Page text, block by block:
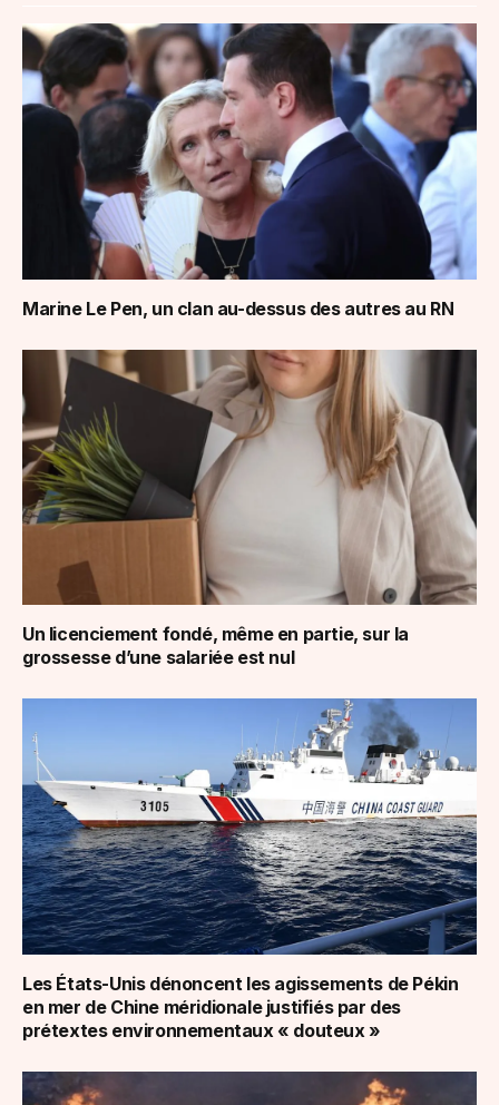
Marine Le Pen, un clan au-dessus des autres au RN
Un licenciement fondé, même en partie, sur la
grossesse d’une salariée est nul
Les États-Unis dénoncent les agissements de Pékin
en mer de Chine méridionale justifiés par des
prétextes environnementaux « douteux »